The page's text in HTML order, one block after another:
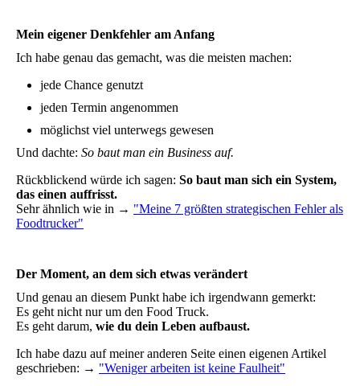
Mein eigener Denkfehler am Anfang
Ich habe genau das gemacht, was die meisten machen:
jede Chance genutzt
jeden Termin angenommen
möglichst viel unterwegs gewesen
Und dachte: So baut man ein Business auf.
Rückblickend würde ich sagen: So baut man sich ein System,
das einen auffrisst.
Sehr ähnlich wie in → "Meine 7 größten strategischen Fehler als
Foodtrucker"
Der Moment, an dem sich etwas verändert
Und genau an diesem Punkt habe ich irgendwann gemerkt:
Es geht nicht nur um den Food Truck.
Es geht darum, wie du dein Leben aufbaust.
Ich habe dazu auf meiner anderen Seite einen eigenen Artikel
geschrieben: → "Weniger arbeiten ist keine Faulheit"